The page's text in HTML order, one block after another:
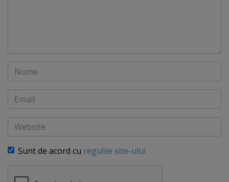
Nume
Email
Website
Sunt de acord cu regulile site-ului